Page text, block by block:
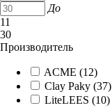
До
11
30
Производитель
ACME (12)
Clay Paky (37)
LiteLEES (10)